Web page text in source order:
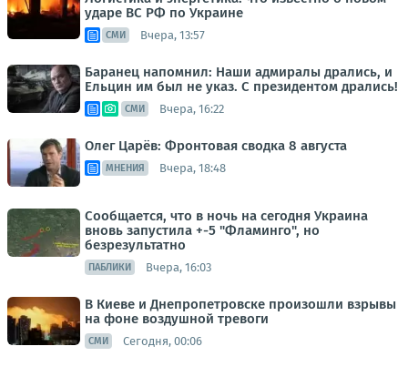
ударе ВС РФ по Украине
СМИ Вчера, 13:57
Баранец напомнил: Наши адмиралы дрались, и
Ельцин им был не указ. С президентом дрались!
СМИ Вчера, 16:22
Олег Царёв: Фронтовая сводка 8 августа
МНЕНИЯ Вчера, 18:48
Сообщается, что в ночь на сегодня Украина
вновь запустила +-5 "Фламинго", но
безрезультатно
ПАБЛИКИ Вчера, 16:03
В Киеве и Днепропетровске произошли взрывы
на фоне воздушной тревоги
СМИ Сегодня, 00:06